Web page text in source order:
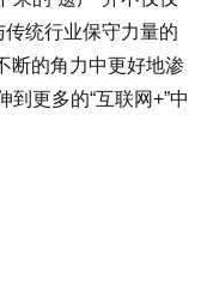
传统行业保守力量的
断的角力中更好地渗
更多的“互联网+”中